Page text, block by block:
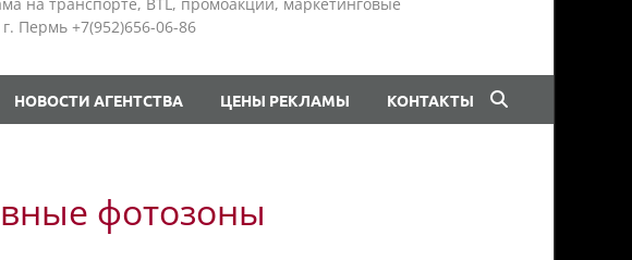
Пермь +7(952)656-06-86
НОВОСТИ АГЕНТСТВА ЦЕНЫ РЕКЛАМЫ КОНТАКТЫ
фотозоны